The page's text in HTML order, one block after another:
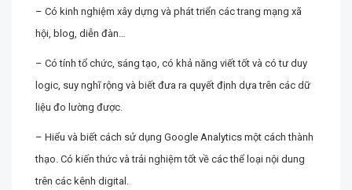
– Có kinh nghiệm xây dựng và phát triển các trang mạng xã
hội, blog, diễn đàn…
– Có tính tổ chức, sáng tạo, có khả năng viết tốt và có tư duy
logic, suy nghĩ rộng và biết đưa ra quyết định dựa trên các dữ
liệu đo lường được.
– Hiểu và biết cách sử dụng Google Analytics một cách thành
thạo. Có kiến thức và trải nghiệm tốt về các thể loại nội dung
trên các kênh digital.